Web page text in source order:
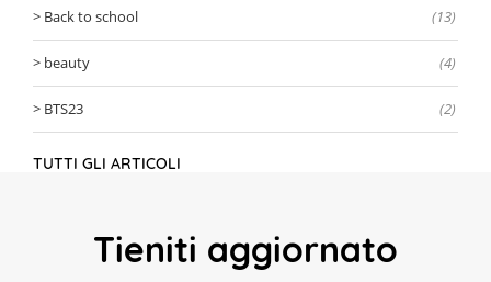
Back to school (13)
beauty (4)
BTS23 (2)
TUTTI GLI ARTICOLI
Tieniti aggiornato